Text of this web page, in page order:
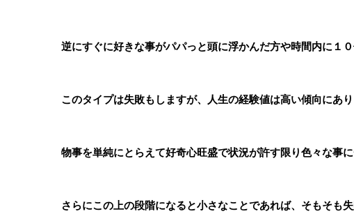
逆にすぐに好きな事がパパっと頭に浮かんだ方や時間内に１
このタイプは失敗もしますが、人生の経験値は高い傾向にあり
物事を単純にとらえて好奇心旺盛で状況が許す限り色々な事に
さらにこの上の段階になると小さなことであれば、そもそも